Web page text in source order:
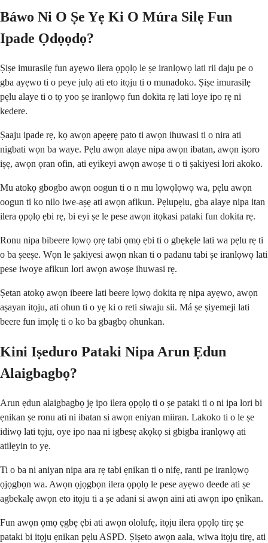
Báwo Ni O Ṣe Yẹ Ki O Múra Silẹ Fun
Ipade Ọdọọdọ?
Ṣiṣe imurasilẹ fun ayẹwo ilera ọpọlọ le ṣe iranlọwọ lati rii daju pe o
gba ayẹwo ti o peye julọ ati eto itọju ti o munadoko. Ṣiṣe imurasilẹ
pẹlu alaye ti o tọ yoo ṣe iranlọwọ fun dokita rẹ lati loye ipo rẹ ni
kedere.
Ṣaaju ipade rẹ, kọ awọn apẹẹrẹ pato ti awọn ihuwasi ti o nira ati
nigbati wọn ba waye. Pẹlu awọn alaye nipa awọn ibatan, awọn iṣoro
iṣẹ, awọn ọran ofin, ati eyikeyi awọn awoṣe ti o ti ṣakiyesi lori akoko.
Mu atokọ gbogbo awọn oogun ti o n mu lọwọlọwọ wa, pẹlu awọn
oogun ti ko nilo iwe-aṣẹ ati awọn afikun. Pẹlupẹlu, gba alaye nipa itan
ilera ọpọlọ ẹbi rẹ, bi eyi ṣe le pese awọn itọkasi pataki fun dokita rẹ.
Ronu nipa bibeere lọwọ ọrẹ tabi ọmọ ẹbi ti o gbẹkẹle lati wa pẹlu rẹ ti
o ba ṣeeṣe. Wọn le ṣakiyesi awọn nkan ti o padanu tabi ṣe iranlọwọ lati
pese iwoye afikun lori awọn awoṣe ihuwasi rẹ.
Ṣetan atokọ awọn ibeere lati beere lọwọ dokita rẹ nipa ayẹwo, awọn
aṣayan itọju, ati ohun ti o yẹ ki o reti siwaju sii. Má ṣe ṣiyemeji lati
beere fun imọlẹ ti o ko ba gbagbọ ohunkan.
Kini Iṣeduro Pataki Nipa Arun Ẹdun
Alaigbagbọ?
Arun ẹdun alaigbagbọ jẹ ipo ilera ọpọlọ ti o ṣe pataki ti o ni ipa lori bi
ẹnikan ṣe ronu ati ni ibatan si awọn eniyan miiran. Lakoko ti o le ṣe
idiwọ lati tọju, oye ipo naa ni igbesẹ akọkọ si gbigba iranlọwọ ati
atilẹyin to yẹ.
Ti o ba ni aniyan nipa ara rẹ tabi ẹnikan ti o nifẹ, ranti pe iranlọwọ
ọjọgbọn wa. Awọn ọjọgbọn ilera ọpọlọ le pese ayẹwo deede ati ṣe
agbekalẹ awọn eto itọju ti a ṣe adani si awọn aini ati awọn ipo ẹnìkan.
Fun awọn ọmọ ẹgbẹ ẹbi ati awọn ololufẹ, itọju ilera ọpọlọ tirẹ ṣe
pataki bi itọju ẹnikan pẹlu ASPD. Ṣiṣeto awọn aala, wiwa itọju tirẹ, ati